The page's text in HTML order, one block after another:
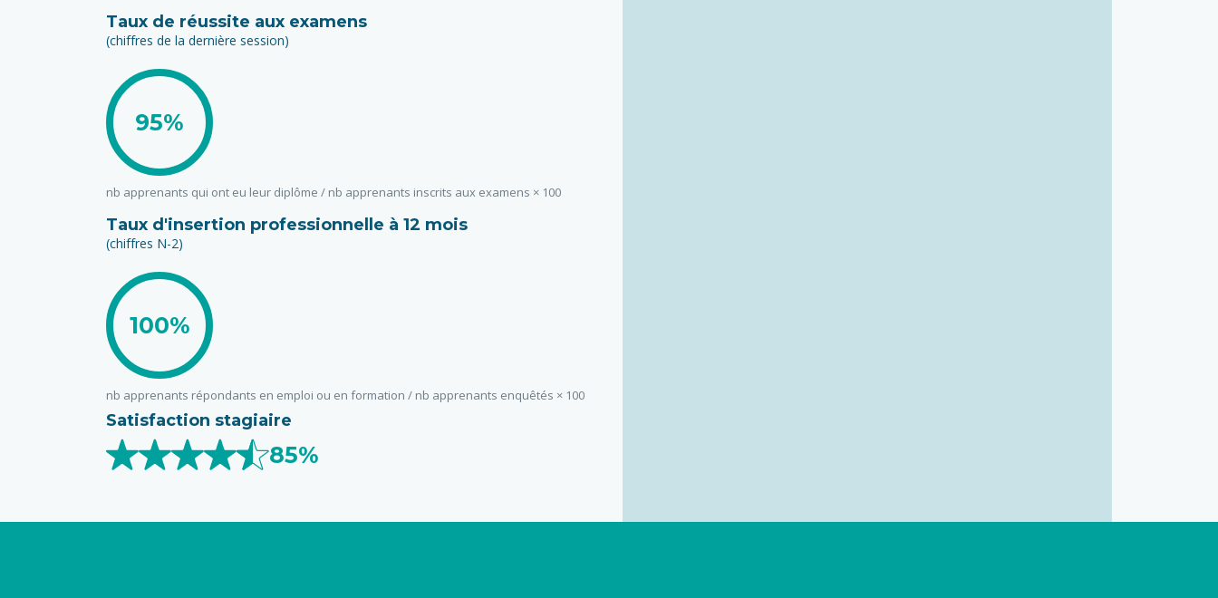
Taux de réussite aux examens
(chiffres de la dernière session)
95%
nb apprenants qui ont eu leur diplôme / nb apprenants inscrits aux examens × 100
Taux d'insertion professionnelle à 12 mois
(chiffres N-2)
100%
nb apprenants répondants en emploi ou en formation / nb apprenants enquêtés × 100
Satisfaction stagiaire
85%